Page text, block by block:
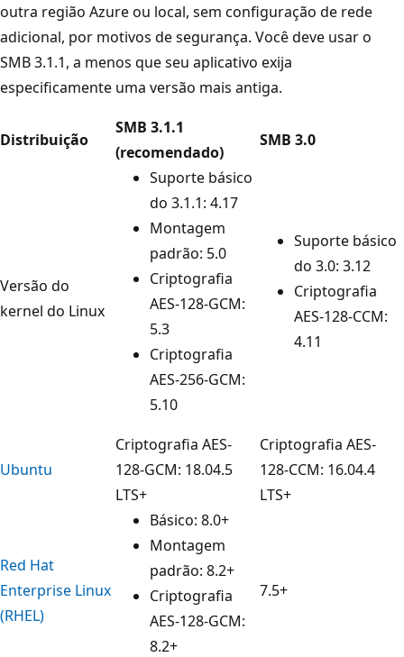
outra região Azure ou local, sem configuração de rede
adicional, por motivos de segurança. Você deve usar o
SMB 3.1.1, a menos que seu aplicativo exija
especificamente uma versão mais antiga.
Distribuição
SMB 3.1.1
(recomendado)
SMB 3.0
Versão do
kernel do Linux
Suporte básico
do 3.1.1: 4.17
Montagem
padrão: 5.0
Criptografia
AES-128-GCM:
5.3
Criptografia
AES-256-GCM:
5.10
Suporte básico
do 3.0: 3.12
Criptografia
AES-128-CCM:
4.11
Ubuntu
Criptografia AES-
128-GCM: 18.04.5
LTS+
Criptografia AES-
128-CCM: 16.04.4
LTS+
Red Hat
Enterprise Linux
(RHEL)
Básico: 8.0+
Montagem
padrão: 8.2+
Criptografia
AES-128-GCM:
8.2+
7.5+